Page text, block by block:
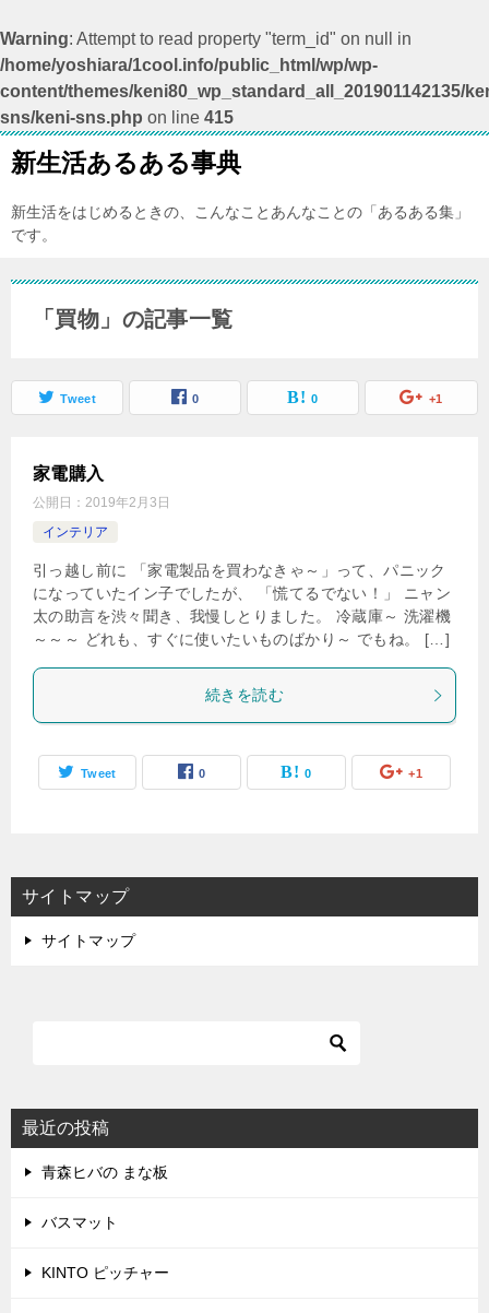
Warning: Attempt to read property "term_id" on null in
/home/yoshiara/1cool.info/public_html/wp/wp-
content/themes/keni80_wp_standard_all_201901142135/
sns/keni-sns.php on line 415
新生活あるある事典
新生活をはじめるときの、こんなことあんなことの「あるある集」
です。
「買物」の記事一覧
Tweet 0 0 +1
家電購入
公開日： 2019年2月3日
インテリア
引っ越し前に 「家電製品を買わなきゃ～」って、パニック
になっていたイン子でしたが、 「慌てるでない！」 ニャン
太の助言を渋々聞き、我慢しとりました。 冷蔵庫～ 洗濯機
～～～ どれも、すぐに使いたいものばかり～ でもね。 […]
続きを読む
Tweet 0 0 +1
サイトマップ
サイトマップ
最近の投稿
青森ヒバの まな板
バスマット
KINTO ピッチャー